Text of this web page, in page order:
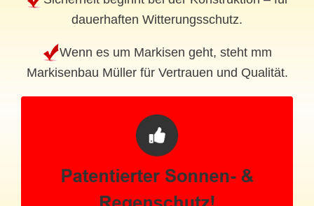
dauerhaften Witterungsschutz.
Wenn es um Markisen geht, steht mm
Markisenbau Müller für Vertrauen und Qualität.